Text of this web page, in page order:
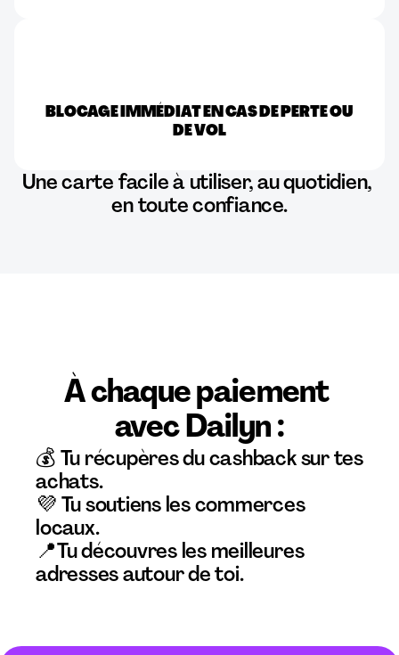
BLOCAGE IMMÉDIAT EN CAS DE PERTE OU
DE VOL
Une carte facile à utiliser, au quotidien,
en toute confiance.
À chaque paiement
avec Dailyn :
💰 Tu récupères du cashback sur tes
achats.
💜 Tu soutiens les commerces
locaux.
📍Tu découvres les meilleures
adresses autour de toi.